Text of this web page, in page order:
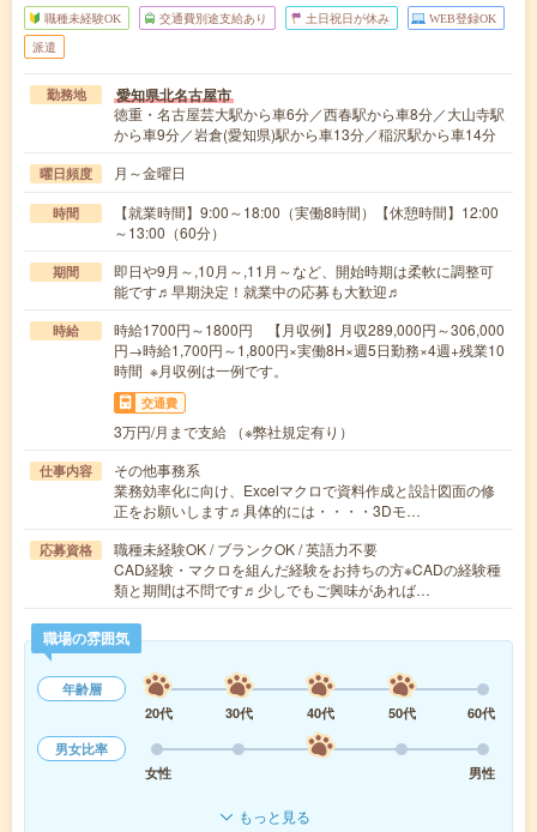
職種未経験OK 交通費別途支給あり 土日祝日が休み WEB登録OK
派遣
勤務地 愛知県北名古屋市
徳重・名古屋芸大駅から車6分／西春駅から車8分／大山寺駅
から車9分／岩倉(愛知県)駅から車13分／稲沢駅から車14分
曜日頻度 月～金曜日
時間
【就業時間】9:00～18:00（実働8時間）【休憩時間】12:00
～13:00（60分）
期間
即日や9月～,10月～,11月～など、開始時期は柔軟に調整可
能です♬早期決定！就業中の応募も大歓迎♬
時給
時給1700円～1800円 【月収例】月収289,000円～306,000
円→時給1,700円～1,800円×実働8H×週5日勤務×4週+残業10
時間 ※月収例は一例です。
交通費
3万円/月まで支給 （※弊社規定有り）
仕事内容
その他事務系
業務効率化に向け、Excelマクロで資料作成と設計図面の修
正をお願いします♬具体的には・・・・3Dモ…
応募資格
職種未経験OK / ブランクOK / 英語力不要
CAD経験・マクロを組んだ経験をお持ちの方※CADの経験種
類と期間は不問です♬少しでもご興味があれば…
職場の雰囲気
年齢層
20代
30代 40代 50代
60代
男女比率
女性
男性
もっと見る